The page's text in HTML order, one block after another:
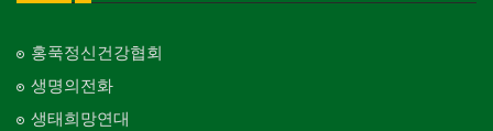
홍푹정신건강협회
생명의전화
생태희망연대